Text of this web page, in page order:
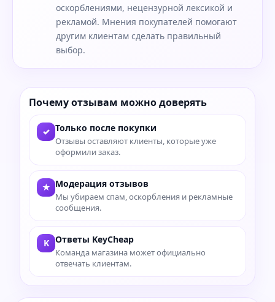
оскорблениями, нецензурной лексикой и
рекламой. Мнения покупателей помогают
другим клиентам сделать правильный
выбор.
Почему отзывам можно доверять
✓ Только после покупки
Отзывы оставляют клиенты, которые уже
оформили заказ.
★ Модерация отзывов
Мы убираем спам, оскорбления и рекламные
сообщения.
K Ответы KeyCheap
Команда магазина может официально
отвечать клиентам.